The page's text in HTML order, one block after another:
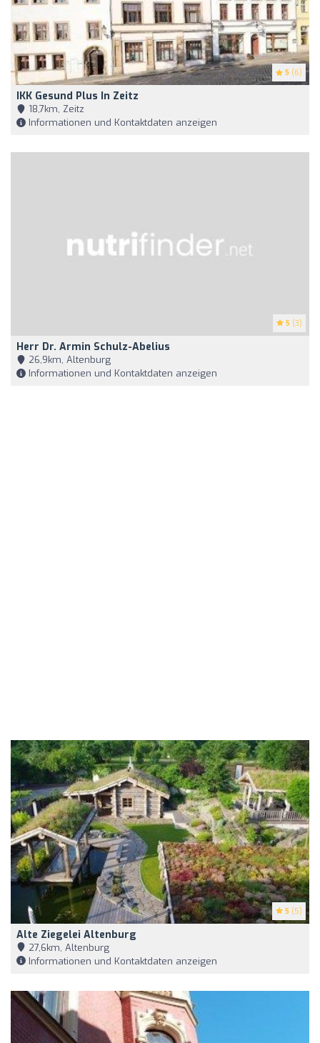
5 (6)
IKK Gesund Plus In Zeitz
18,7km, Zeitz
Informationen und Kontaktdaten anzeigen
5 (3)
Herr Dr. Armin Schulz-Abelius
26,9km, Altenburg
Informationen und Kontaktdaten anzeigen
5 (5)
Alte Ziegelei Altenburg
27,6km, Altenburg
Informationen und Kontaktdaten anzeigen